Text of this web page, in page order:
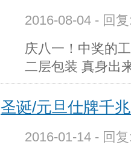
2016-08-04 - 回
庆八一！中奖的
二层包装 真身出
圣诞/元旦仕牌千
2016-01-14 - 回